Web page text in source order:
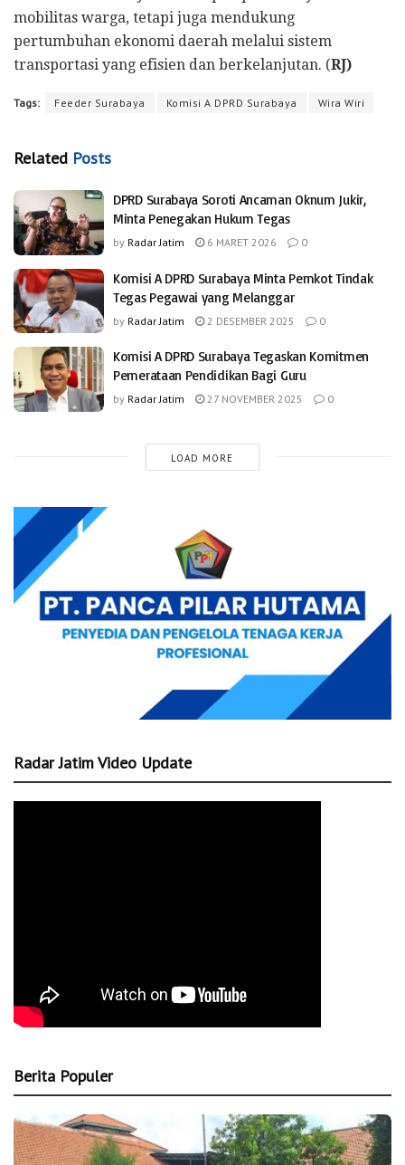
mobilitas warga, tetapi juga mendukung
pertumbuhan ekonomi daerah melalui sistem
transportasi yang efisien dan berkelanjutan. (RJ)
Tags: Feeder Surabaya Komisi A DPRD Surabaya Wira Wiri
Related Posts
DPRD Surabaya Soroti Ancaman Oknum Jukir,
Minta Penegakan Hukum Tegas
by Radar Jatim 6 MARET 2026 0
Komisi A DPRD Surabaya Minta Pemkot Tindak
Tegas Pegawai yang Melanggar
by Radar Jatim 2 DESEMBER 2025 0
Komisi A DPRD Surabaya Tegaskan Komitmen
Pemerataan Pendidikan Bagi Guru
by Radar Jatim 27 NOVEMBER 2025 0
LOAD MORE
Radar Jatim Video Update
Berita Populer